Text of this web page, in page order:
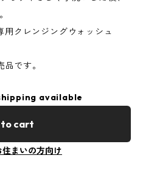
クレンジングウォッシュ
です。
available
cart
まいの方向け